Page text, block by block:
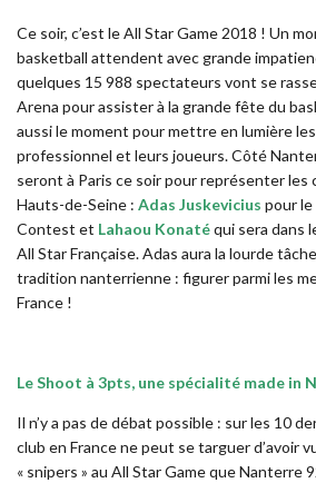
Ce soir, c’est le All Star Game 2018 ! Un
basketball attendent avec grande
quelques 15 988 spectateurs vont se
Arena pour assister à la grande fête du
aussi le moment pour mettre en lumière
professionnel et leurs joueurs. Côté
seront à Paris ce soir pour représenter les
Hauts-de-Seine : Adas Juskevicius pour
Contest et Lahaou Konatéqui sera dans
All Star Française. Adas aura la lourde
tradition nanterrienne : figurer parmi les
France !
Le Shoot à 3pts, une spécialité made in
Il n’y a pas de débat possible : sur les 10
club en France ne peut se targuer d’avoir
« snipers » au All Star Game que Nanterre